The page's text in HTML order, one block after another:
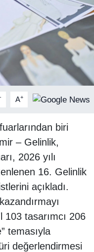
- A+
biri
– Gelinlik,
2026 yılı
16. Gelinlik
açıkladı.
103 tasarımcı 206
temasıyla
değerlendirmesi